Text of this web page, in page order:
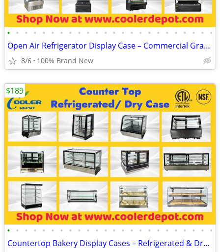
• • • • • • • • • • • • • • • • • • • • • • • •
Open Air Refrigerator Display Case – Commercial Grab & Go Cooler
8/6 100% Brand New
• • • • • • • • • • • • • • • • • • • • • • • •
Countertop Bakery Display Cases – Refrigerated & Dry Showcase
$189